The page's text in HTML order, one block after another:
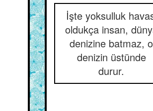
İşte yoksulluk
oldukça insan,
denizine batmaz, o
denizin üstünde
durur.